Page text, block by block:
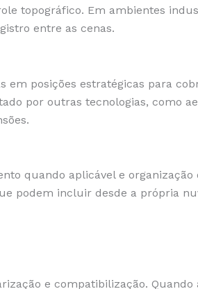
topográfico. Em ambientes
entre as cenas.
em posições estratégicas para
por outras tecnologias, como
quando aplicável e organização
podem incluir desde a própria
e compatibilização. Quando